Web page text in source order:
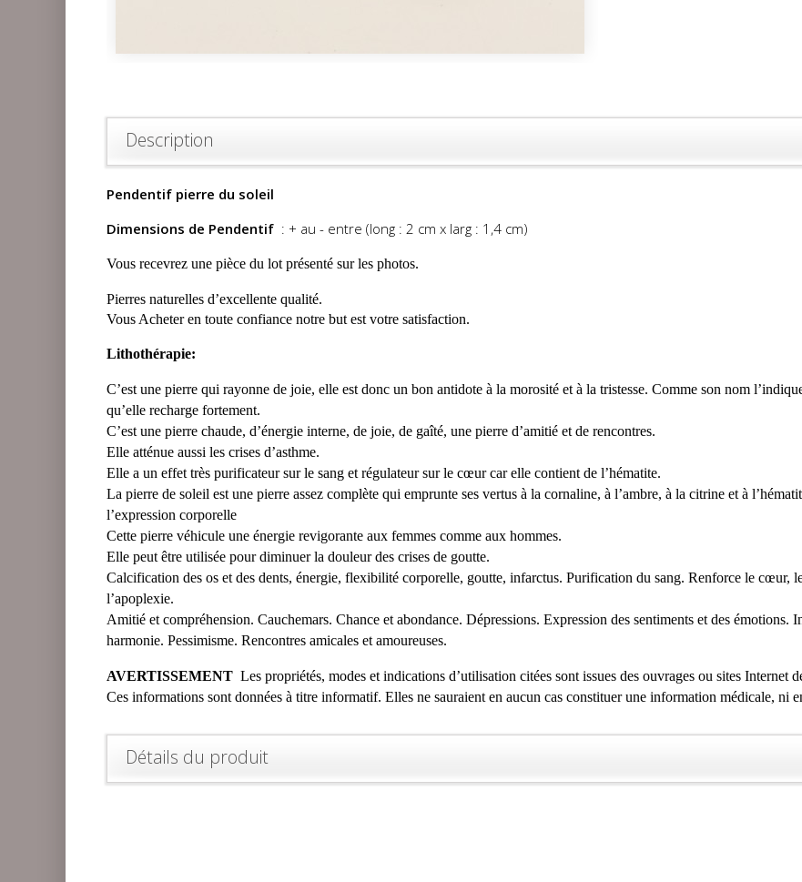
Description
Pendentif pierre du soleil
Dimensions de Pendentif : + au - entre (long : 2 cm x larg : 1,4 cm)
Vous recevrez une pièce du lot présenté sur les photos.
Pierres naturelles d’excellente qualité.
Vous Acheter en toute confiance notre but est votre satisfaction.
Lithothérapie:
C’est une pierre qui rayonne de joie, elle est donc un bon antidote à la morosité et à la tristesse. Comme son nom
qu’elle recharge fortement.
C’est une pierre chaude, d’énergie interne, de joie, de gaîté, une pierre d’amitié et de rencontres.
Elle atténue aussi les crises d’asthme.
Elle a un effet très purificateur sur le sang et régulateur sur le cœur car elle contient de l’hématite.
La pierre de soleil est une pierre assez complète qui emprunte ses vertus à la cornaline, à l’ambre, à la citrine et à
l’expression corporelle
Cette pierre véhicule une énergie revigorante aux femmes comme aux hommes.
Elle peut être utilisée pour diminuer la douleur des crises de goutte.
Calcification des os et des dents, énergie, flexibilité corporelle, goutte, infarctus. Purification du sang. Renforce le cœur,
l’apoplexie.
Amitié et compréhension. Cauchemars. Chance et abondance. Dépressions. Expression des sentiments et des
harmonie. Pessimisme. Rencontres amicales et amoureuses.
AVERTISSEMENT Les propriétés, modes et indications d’utilisation citées sont issues des ouvrages ou sites Internet
Ces informations sont données à titre informatif. Elles ne sauraient en aucun cas constituer une information médicale, ni
Détails du produit